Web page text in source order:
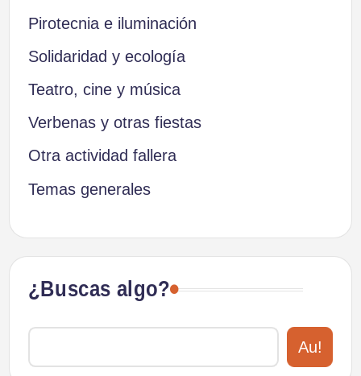
Pirotecnia e iluminación
Solidaridad y ecología
Teatro, cine y música
Verbenas y otras fiestas
Otra actividad fallera
Temas generales
¿Buscas algo?
Au!